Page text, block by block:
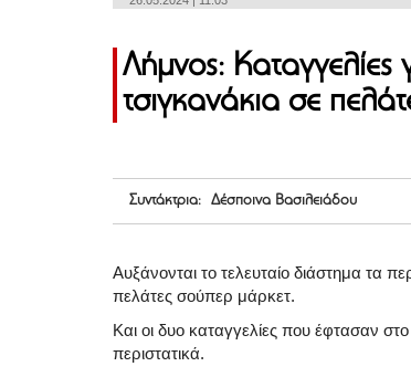
Λήμνος:
τσιγκανάκια σε
Συντάκτρια: Δέσποινα Βασιλειάδου
Αυξάνονται το τελευταίο διάστημα τα
πελάτες σούπερ μάρκετ.
Και οι δυο καταγγελίες που έφτασαν
περιστατικά.